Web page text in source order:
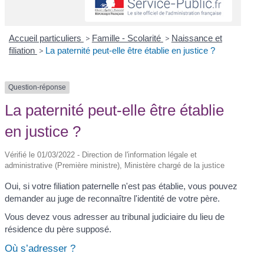
Accueil particuliers > Famille - Scolarité > Naissance et
filiation > La paternité peut-elle être établie en justice ?
Question-réponse
La paternité peut-elle être établie
en justice ?
Vérifié le 01/03/2022 - Direction de l'information légale et
administrative (Première ministre), Ministère chargé de la justice
Oui, si votre filiation paternelle n'est pas établie, vous pouvez
demander au juge de reconnaître l'identité de votre père.
Vous devez vous adresser au tribunal judiciaire du lieu de
résidence du père supposé.
Où s’adresser ?